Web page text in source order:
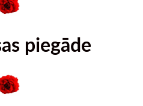
piegāde